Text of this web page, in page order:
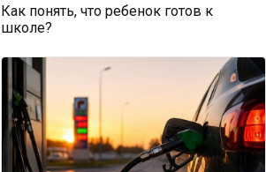
Как понять, что ребенок готов к
школе?